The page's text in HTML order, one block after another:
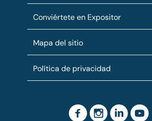
Conviértete en Expositor
Mapa del sitio
Política de privacidad